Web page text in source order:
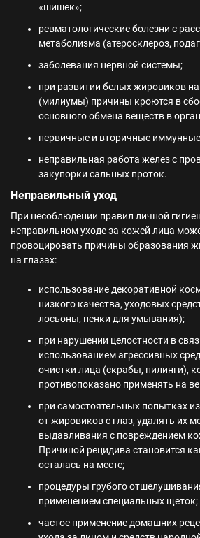
«шишек»;
ревматологические болезни с
метаболизма (атеросклероз,
заболевания нервной системы;
при развитии белых жировиков
(милиумы) причины кроются в
основного обмена веществ в
первичные и вторичные
неправильная работа желез с
закупорки сальных проток.
Неправильный уход
При несоблюдении правил личной
неправильном уходе за кожей лица
провоцировать причины образования
на глазах:
использование декоративной
низкого качества, уходовых
лосьоны, пенки для умывания);
при нарушении целостности в
использованием агрессивных
очистки лица (скрабы, пилинги),
противопоказано применять на
при самостоятельных попытках
от жировиков с глаз, удалять их
выдавливания с повреждением
Причиной рецидива становится
осталась на месте;
процедуры грубого
применением специальных щеток;
частое применение домашних